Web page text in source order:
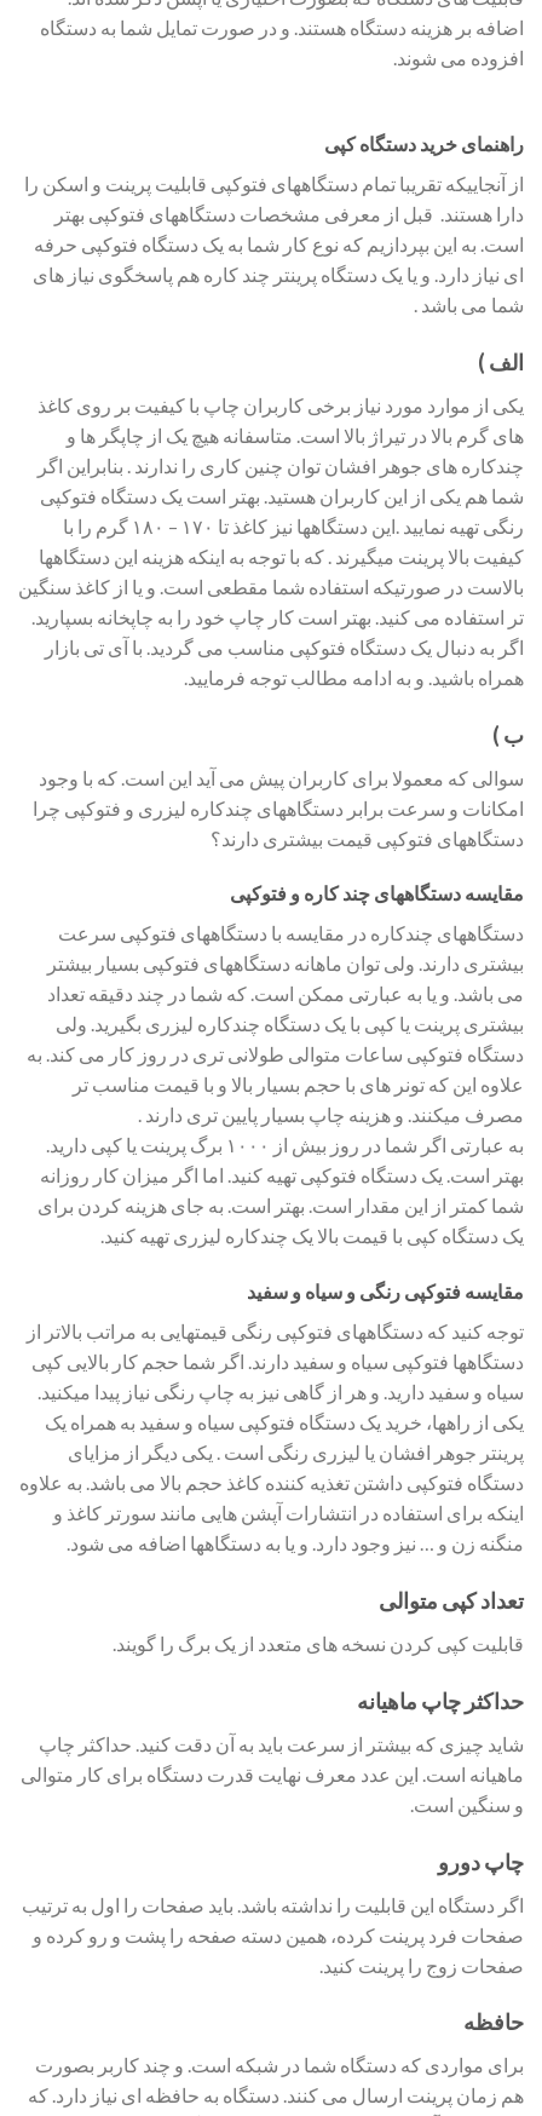
اضافه بر هزینه دستگاه هستند. و در صورت تمایل شما به دستگاه
افزوده می شوند.
راهنمای خرید دستگاه کپی
از آنجاییکه تقریبا تمام دستگاههای فتوکپی قابلیت پرینت و اسکن را
دارا هستند. قبل از معرفی مشخصات دستگاههای فتوکپی بهتر
است. به این بپردازیم که نوع کار شما به یک دستگاه فتوکپی حرفه
ای نیاز دارد. و یا یک دستگاه پرینتر چند کاره هم پاسخگوی نیاز های
شما می باشد .
الف )
یکی از موارد مورد نیاز برخی کاربران چاپ با کیفیت بر روی کاغذ
های گرم بالا در تیراژ بالا است. متاسفانه هیچ یک از چاپگر ها و
چندکاره های جوهر افشان توان چنین کاری را ندارند . بنابراین اگر
شما هم یکی از این کاربران هستید. بهتر است یک دستگاه فتوکپی
رنگی تهیه نمایید .این دستگاهها نیز کاغذ تا ۱۷۰ – ۱۸۰ گرم را با
کیفیت بالا پرینت میگیرند . که با توجه به اینکه هزینه این دستگاهها
بالاست در صورتیکه استفاده شما مقطعی است. و یا از کاغذ سنگین
تر استفاده می کنید. بهتر است کار چاپ خود را به چاپخانه بسپارید.
اگر به دنبال یک دستگاه فتوکپی مناسب می گردید. با آی تی بازار
همراه باشید. و به ادامه مطالب توجه فرمایید.
ب )
سوالی که معمولا برای کاربران پیش می آید این است. که با وجود
امکانات و سرعت برابر دستگاههای چندکاره لیزری و فتوکپی چرا
دستگاههای فتوکپی قیمت بیشتری دارند؟
مقایسه دستگاههای چند کاره و فتوکپی
دستگاههای چندکاره در مقایسه با دستگاههای فتوکپی سرعت
بیشتری دارند. ولی توان ماهانه دستگاههای فتوکپی بسیار بیشتر
می باشد. و یا به عبارتی ممکن است. که شما در چند دقیقه تعداد
بیشتری پرینت یا کپی با یک دستگاه چندکاره لیزری بگیرید. ولی
دستگاه فتوکپی ساعات متوالی طولانی تری در روز کار می کند. به
علاوه این که تونر های با حجم بسیار بالا و با قیمت مناسب تر
مصرف میکنند. و هزینه چاپ بسیار پایین تری دارند .
به عبارتی اگر شما در روز بیش از ۱۰۰۰ برگ پرینت یا کپی دارید.
بهتر است. یک دستگاه فتوکپی تهیه کنید. اما اگر میزان کار روزانه
شما کمتر از این مقدار است. بهتر است. به جای هزینه کردن برای
یک دستگاه کپی با قیمت بالا یک چندکاره لیزری تهیه کنید.
مقایسه فتوکپی رنگی و سیاه و سفید
توجه کنید که دستگاههای فتوکپی رنگی قیمتهایی به مراتب بالاتر از
دستگاهها فتوکپی سیاه و سفید دارند. اگر شما حجم کار بالایی کپی
سیاه و سفید دارید. و هر از گاهی نیز به چاپ رنگی نیاز پیدا میکنید.
یکی از راهها، خرید یک دستگاه فتوکپی سیاه و سفید به همراه یک
پرینتر جوهر افشان یا لیزری رنگی است . یکی دیگر از مزایای
دستگاه فتوکپی داشتن تغذیه کننده کاغذ حجم بالا می باشد. به علاوه
اینکه برای استفاده در انتشارات آپشن هایی مانند سورتر کاغذ و
منگنه زن و … نیز وجود دارد. و یا به دستگاهها اضافه می شود.
تعداد کپی متوالی
قابلیت کپی کردن نسخه های متعدد از یک برگ را گویند.
حداکثر چاپ ماهیانه
شاید چیزی که بیشتر از سرعت باید به آن دقت کنید. حداکثر چاپ
ماهیانه است. این عدد معرف نهایت قدرت دستگاه برای کار متوالی
و سنگین است.
چاپ دورو
اگر دستگاه این قابلیت را نداشته باشد. باید صفحات را اول به ترتیب
صفحات فرد پرینت کرده، همین دسته صفحه را پشت و رو کرده و
صفحات زوج را پرینت کنید.
حافظه
برای مواردی که دستگاه شما در شبکه است. و چند کاربر بصورت
هم زمان پرینت ارسال می کنند. دستگاه به حافظه ای نیاز دارد. که